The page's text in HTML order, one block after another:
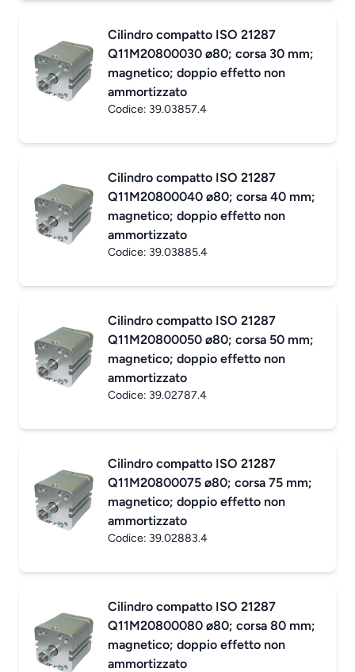
Cilindro compatto ISO 21287
Q11M20800030 ø80; corsa 30 mm;
magnetico; doppio effetto non
ammortizzato
Codice: 39.03857.4
Cilindro compatto ISO 21287
Q11M20800040 ø80; corsa 40 mm;
magnetico; doppio effetto non
ammortizzato
Codice: 39.03885.4
Cilindro compatto ISO 21287
Q11M20800050 ø80; corsa 50 mm;
magnetico; doppio effetto non
ammortizzato
Codice: 39.02787.4
Cilindro compatto ISO 21287
Q11M20800075 ø80; corsa 75 mm;
magnetico; doppio effetto non
ammortizzato
Codice: 39.02883.4
Cilindro compatto ISO 21287
Q11M20800080 ø80; corsa 80 mm;
magnetico; doppio effetto non
ammortizzato